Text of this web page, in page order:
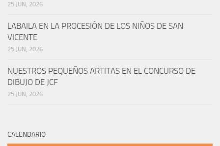
25 JUN, 2026
LABAILA EN LA PROCESIÓN DE LOS NIÑOS DE SAN
VICENTE
25 JUN, 2026
NUESTROS PEQUEÑOS ARTITAS EN EL CONCURSO DE
DIBUJO DE JCF
25 JUN, 2026
CALENDARIO